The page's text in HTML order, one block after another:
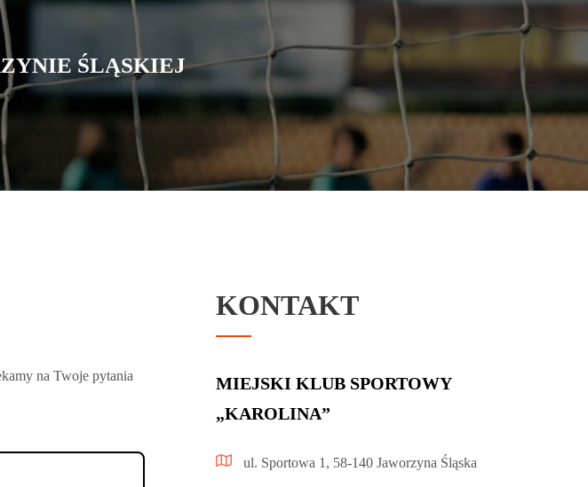
ŚLĄSKIEJ
na Twoje pytania
KONTAKT
MIEJSKI KLUB SPORTOWY
„KAROLINA”
ul. Sportowa 1, 58-140 Jaworzyna Śląska